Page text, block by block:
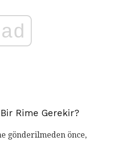
ad
Rime Gerekir?
gönderilmeden önce,